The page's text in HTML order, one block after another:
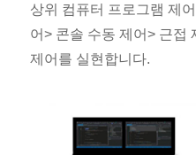
상위 컴퓨터 프로그램 제
어> 콘솔 수동 제어> 근접
제어를 실현합니다.